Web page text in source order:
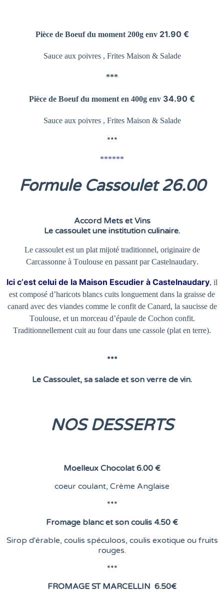
Pièce de Boeuf du moment 200g env 21.90 €
Sauce aux poivres , Frites Maison & Salade
***
Pièce de Boeuf du moment en 400g env 34.90 €
Sauce aux poivres , Frites Maison & Salade
***
******
Formule Cassoulet 26.00
Accord Mets et Vins
Le cassoulet une institution culinaire.
Le cassoulet est un plat mijoté traditionnel, originaire de
Carcassonne à Toulouse en passant par Castelnaudary.
Ici c’est celui de la Maison Escudier à Castelnaudary, il
est composé d’haricots blancs cuits longuement dans la graisse de
canard avec des viandes comme le confit de Canard, la saucisse de
Toulouse, et un morceau d’épaule de Cochon confit.
Traditionnellement cuit au four dans une cassole (plat en terre).
***
Le Cassoulet, sa salade et son verre de vin.
NOS DESSERTS
Moelleux Chocolat 6.00 €
coeur coulant, Crème Anglaise
***
Fromage blanc et son coulis 4.50 €
Sirop d'érable, coulis spéculoos, coulis exotique ou fruits
rouges.
***
FROMAGE ST MARCELLIN 6.50€